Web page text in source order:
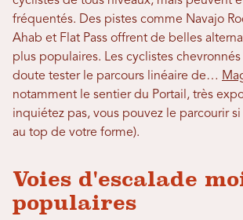
fréquentés. Des pistes comme Navajo
Ahab et Flat Pass offrent de belles
plus populaires. Les cyclistes
doute tester le parcours linéaire de…
notamment le sentier du Portail, très
inquiétez pas, vous pouvez le parcourir
au top de votre forme).
Voies d'escalade
populaires